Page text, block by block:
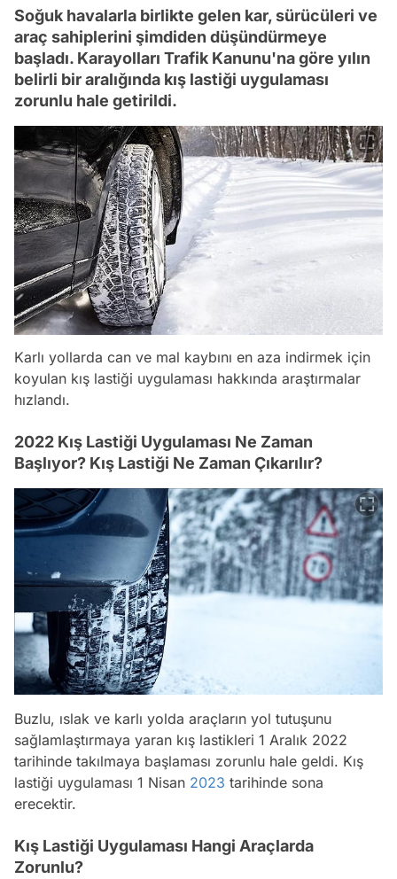
Soğuk havalarla birlikte gelen kar, sürücüleri ve
araç sahiplerini şimdiden düşündürmeye
başladı. Karayolları Trafik Kanunu'na göre yılın
belirli bir aralığında kış lastiği uygulaması
zorunlu hale getirildi.
Karlı yollarda can ve mal kaybını en aza indirmek için
koyulan kış lastiği uygulaması hakkında araştırmalar
hızlandı.
2022 Kış Lastiği Uygulaması Ne Zaman
Başlıyor? Kış Lastiği Ne Zaman Çıkarılır?
Buzlu, ıslak ve karlı yolda araçların yol tutuşunu
sağlamlaştırmaya yaran kış lastikleri 1 Aralık 2022
tarihinde takılmaya başlaması zorunlu hale geldi. Kış
lastiği uygulaması 1 Nisan 2023 tarihinde sona
erecektir.
Kış Lastiği Uygulaması Hangi Araçlarda
Zorunlu?